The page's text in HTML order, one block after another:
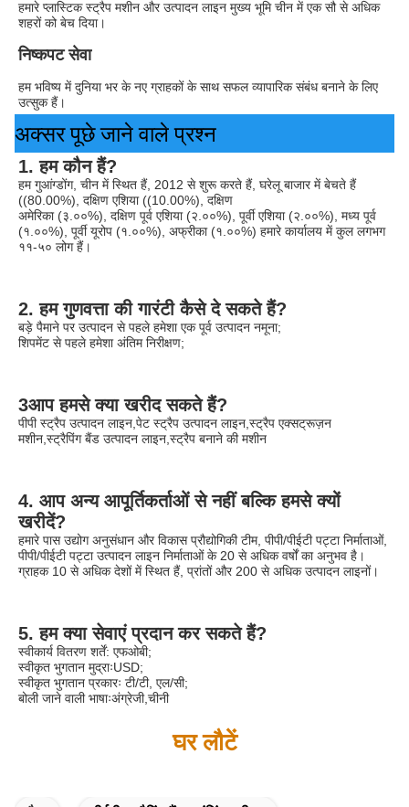
हमारे प्लास्टिक स्ट्रैप मशीन और उत्पादन लाइन मुख्य भूमि चीन में एक सौ से अधिक
शहरों को बेच दिया।
निष्कपट सेवा
हम भविष्य में दुनिया भर के नए ग्राहकों के साथ सफल व्यापारिक संबंध बनाने के लिए
उत्सुक हैं।
अक्सर पूछे जाने वाले प्रश्न
1. हम कौन हैं?
हम गुआंग्डोंग, चीन में स्थित हैं, 2012 से शुरू करते हैं, घरेलू बाजार में बेचते हैं
((80.00%), दक्षिण एशिया ((10.00%), दक्षिण
अमेरिका (३.००%), दक्षिण पूर्व एशिया (२.००%), पूर्वी एशिया (२.००%), मध्य पूर्व
(१.००%), पूर्वी यूरोप (१.००%), अफ्रीका (१.००%) हमारे कार्यालय में कुल लगभग
११-५० लोग हैं।
2. हम गुणवत्ता की गारंटी कैसे दे सकते हैं?
बड़े पैमाने पर उत्पादन से पहले हमेशा एक पूर्व उत्पादन नमूना;
शिपमेंट से पहले हमेशा अंतिम निरीक्षण;
3आप हमसे क्या खरीद सकते हैं?
पीपी स्ट्रैप उत्पादन लाइन,पेट स्ट्रैप उत्पादन लाइन,स्ट्रैप एक्सट्रूज़न
मशीन,स्ट्रैपिंग बैंड उत्पादन लाइन,स्ट्रैप बनाने की मशीन
4. आप अन्य आपूर्तिकर्ताओं से नहीं बल्कि हमसे क्यों
खरीदें?
हमारे पास उद्योग अनुसंधान और विकास प्रौद्योगिकी टीम, पीपी/पीईटी पट्टा निर्माताओं,
पीपी/पीईटी पट्टा उत्पादन लाइन निर्माताओं के 20 से अधिक वर्षों का अनुभव है।
ग्राहक 10 से अधिक देशों में स्थित हैं, प्रांतों और 200 से अधिक उत्पादन लाइनों।
5. हम क्या सेवाएं प्रदान कर सकते हैं?
स्वीकार्य वितरण शर्तें: एफओबी;
स्वीकृत भुगतान मुद्राःUSD;
स्वीकृत भुगतान प्रकारः टी/टी, एल/सी;
बोली जाने वाली भाषाःअंग्रेजी,चीनी
घर लौटें